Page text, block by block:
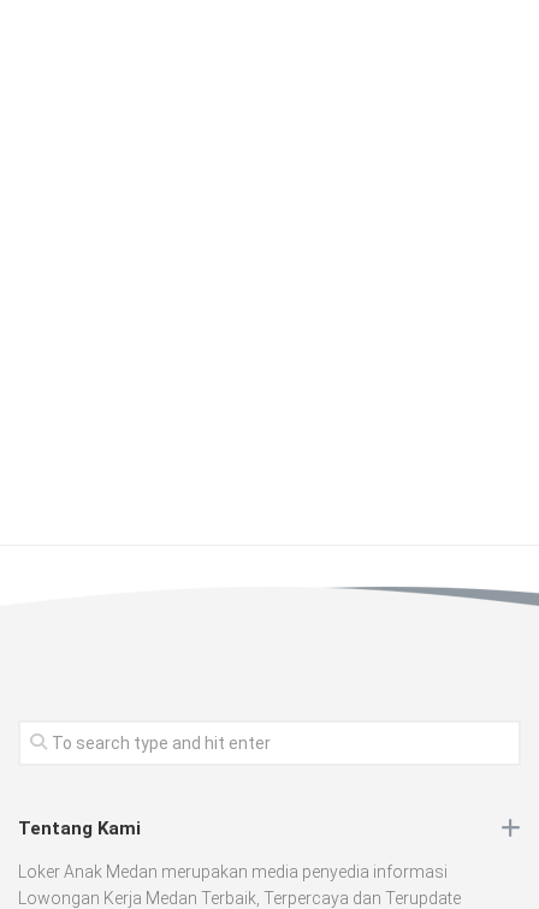
Tentang Kami
Loker Anak Medan merupakan media penyedia informasi
Lowongan Kerja Medan Terbaik, Terpercaya dan Terupdate